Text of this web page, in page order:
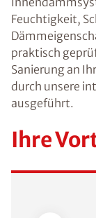
Feuchtigkeit,
praktisch
Sanierung an
durch unsere
ausgeführt.
Ihre